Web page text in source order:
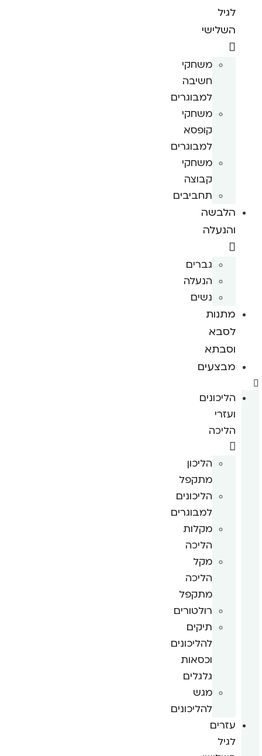
לגיל
השלישי
משחקי
חשיבה
למבוגרים
משחקי
קופסא
למבוגרים
משחקי
קבוצה
תחביבים
הלבשה
והנעלה
גברים
הנעלה
נשים
מתנות
לסבא
וסבתא
מבצעים
הליכונים
ועזרי
הליכה
הליכון
מתקפל
הליכונים
למבוגרים
מקלות
הליכה
מקל
הליכה
מתקפל
רולטורים
תיקים
להליכונים
וכסאות
גלגלים
מגש
להליכונים
עזרים
לגיל